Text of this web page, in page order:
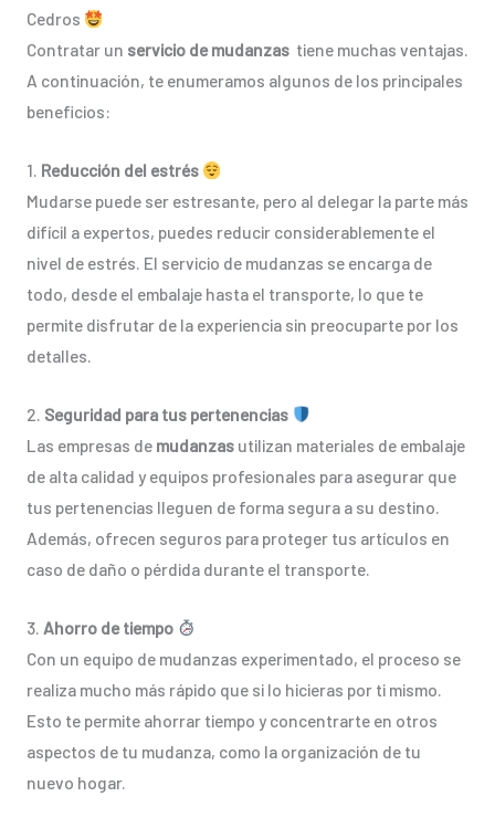
Cedros
Contratar un servicio de mudanzas tiene muchas ventajas.
A continuación, te enumeramos algunos de los principales
beneficios:
1. Reducción del estrés
Mudarse puede ser estresante, pero al delegar la parte más
difícil a expertos, puedes reducir considerablemente el
nivel de estrés. El servicio de mudanzas se encarga de
todo, desde el embalaje hasta el transporte, lo que te
permite disfrutar de la experiencia sin preocuparte por los
detalles.
2. Seguridad para tus pertenencias
Las empresas de mudanzas utilizan materiales de embalaje
de alta calidad y equipos profesionales para asegurar que
tus pertenencias lleguen de forma segura a su destino.
Además, ofrecen seguros para proteger tus artículos en
caso de daño o pérdida durante el transporte.
3. Ahorro de tiempo
Con un equipo de mudanzas experimentado, el proceso se
realiza mucho más rápido que si lo hicieras por ti mismo.
Esto te permite ahorrar tiempo y concentrarte en otros
aspectos de tu mudanza, como la organización de tu
nuevo hogar.